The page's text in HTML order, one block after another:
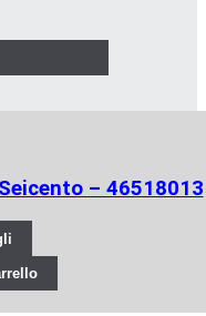
– 46518013